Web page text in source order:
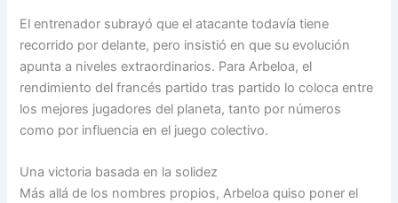
El entrenador subrayó que el atacante todavía tiene
recorrido por delante, pero insistió en que su evolución
apunta a niveles extraordinarios. Para Arbeloa, el
rendimiento del francés partido tras partido lo coloca entre
los mejores jugadores del planeta, tanto por números
como por influencia en el juego colectivo.
Una victoria basada en la solidez
Más allá de los nombres propios, Arbeloa quiso poner el